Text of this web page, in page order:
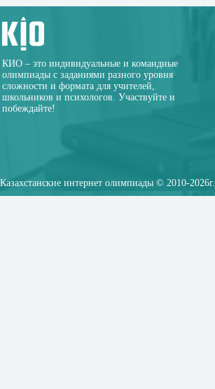
КИО – это индивидуальные и командные
олимпиады с заданиями разного уровня
сложности и формата для учителей,
школьников и психологов. Участвуйте и
побеждайте!
Казахстанские интернет олимпиады © 2010-2026г.